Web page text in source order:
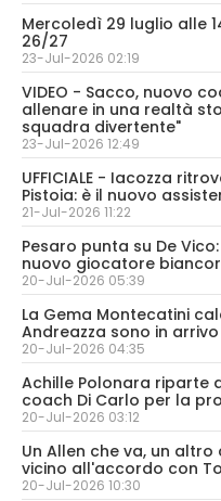
Mercoledì 29 luglio alle
26/27
23-Jul-2026 02:19
VIDEO - Sacco, nuovo
allenare in una realtà
squadra divertente"
23-Jul-2026 12:49
UFFICIALE - Iacozza
Pistoia: è il nuovo
21-Jul-2026 11:22
Pesaro punta su De
nuovo giocatore
20-Jul-2026 05:39
La Gema Montecatini
Andreazza sono in
20-Jul-2026 04:35
Achille Polonara riparte
coach Di Carlo per la
20-Jul-2026 03:12
Un Allen che va, un
vicino all'accordo con
20-Jul-2026 10:30